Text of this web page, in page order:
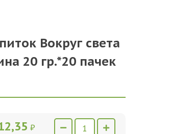
Вокруг света
20 гр.*20 пачек
₽